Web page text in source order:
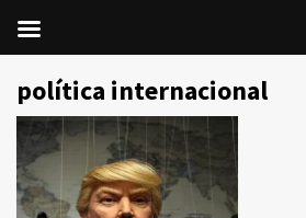
contenido
política internacional